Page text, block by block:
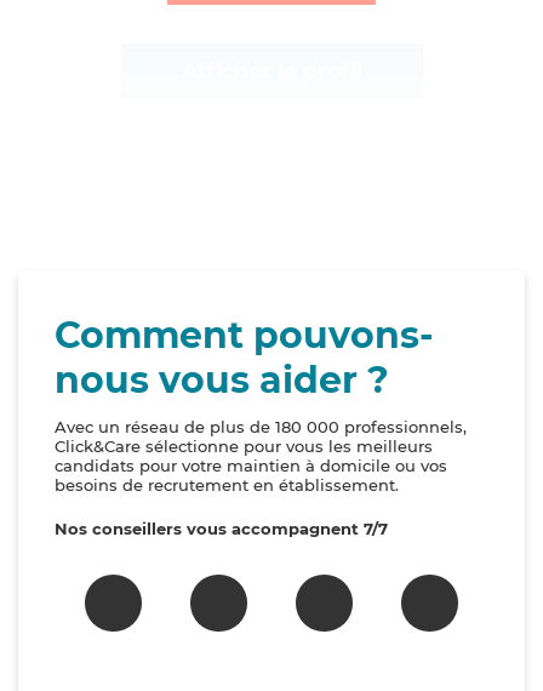
Comment pouvons-
nous vous aider ?
Avec un réseau de plus de 180 000 professionnels,
Click&Care sélectionne pour vous les meilleurs
candidats pour votre maintien à domicile ou vos
besoins de recrutement en établissement.
Nos conseillers vous accompagnent 7/7